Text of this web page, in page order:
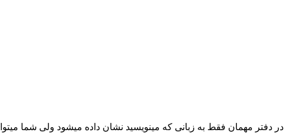
در دفتر مهمان فقط به زبانی که مینویسید نشان داده میشود ولی شما